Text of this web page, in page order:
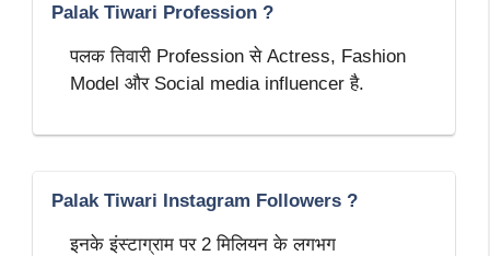
Palak Tiwari Profession ?
पलक तिवारी Profession से Actress, Fashion
Model और Social media influencer है.
Palak Tiwari Instagram Followers ?
इनके इंस्टाग्राम पर 2 मिलियन के लगभग